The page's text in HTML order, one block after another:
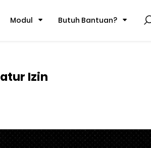
Modul Butuh Bantuan?
Izin